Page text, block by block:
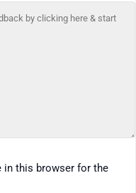
in this browser for the